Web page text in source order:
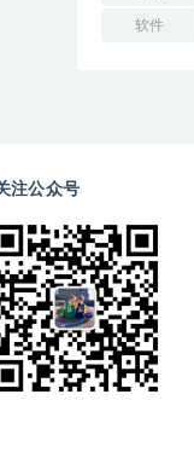
软件
注公众号